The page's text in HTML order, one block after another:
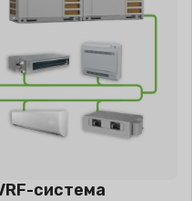
система